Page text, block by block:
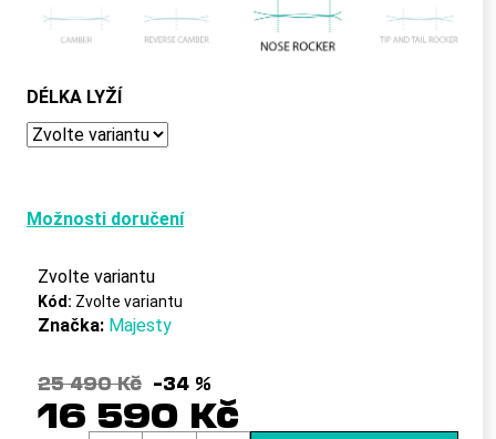
DÉLKA LYŽÍ
Možnosti doručení
Zvolte variantu
Kód: Zvolte variantu
Značka: Majesty
25 490 Kč –34 %
16 590 Kč
j
e
m